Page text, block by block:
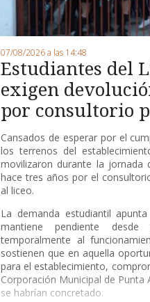
07/08/2026 a las 14:48
Estudiantes del
exigen
por consultorio
Cansados de esperar por el
los terrenos del
movilizaron durante la jornada
hace tres años por el
al liceo.
La demanda estudiantil
mantiene pendiente
temporalmente al
sostienen que en aquella
para el establecimiento,
Corporación Municipal de
se habrían concretado.